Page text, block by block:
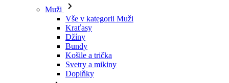
Muži
Vše v kategorii Muži
Kraťasy
Džíny
Bundy
Košile a trička
Svetry a mikiny
Doplňky